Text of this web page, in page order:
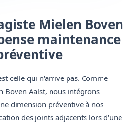
Mielen Boven
maintenance
celle qui n'arrive pas. Comme
Boven Aalst, nous intégrons
dimension préventive à nos
des joints adjacents lors d'une